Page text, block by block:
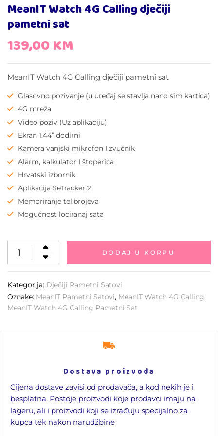
MeanIT Watch 4G Calling dječiji
pametni sat
139,00KM
MeanIT Watch 4G Calling dječiji pametni sat
Glasovno pozivanje (u uređaj se stavlja nano sim kartica)
4G mreža
Video poziv (Uz aplikaciju)
Ekran 1.44” dodirni
Kamera vanjski mikrofon I zvučnik
Alarm, kalkulator I štoperica
Hrvatski izbornik
Aplikacija SeTracker 2
Memoriranje tel.brojeva
Mogućnost lociranaj sata
DODAJ U KORPU
Kategorija: Dječiji Pametni Satovi
Oznake: MeanIT Pametni Satovi, MeanIT Watch 4G Calling,
MeanIT Watch 4G Calling Pametni Sat
Dostava proizvoda
Cijena dostave zavisi od prodavača, a kod nekih je i
besplatna. Postoje proizvodi koje prodavci imaju na
lageru, ali i proizvodi koji se izrađuju specijalno za
kupca tek nakon narudžbine